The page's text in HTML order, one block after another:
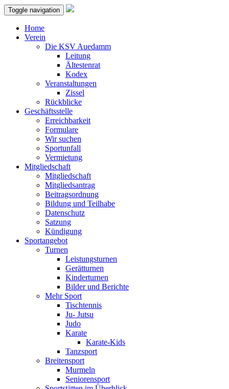
Toggle navigation
Home
Verein
Die KSV Auedamm
Leitung
Ältestenrat
Kodex
Veranstaltungen
Zissel
Rückblicke
Geschäftsstelle
Erreichbarkeit
Formulare
Wir suchen
Sportunfall
Vermietung
Mitgliedschaft
Mitgliedschaft
Mitgliedsantrag
Beitragsordnung
Bildung und Teilhabe
Datenschutz
Satzung
Kündigung
Sportangebot
Turnen
Leistungsturnen
Gerätturnen
Kinderturnen
Bilder und Berichte
Mehr Sport
Tischtennis
Ju- Jutsu
Judo
Karate
Karate-Kids
Tanzsport
Breitensport
Murmeln
Seniorensport